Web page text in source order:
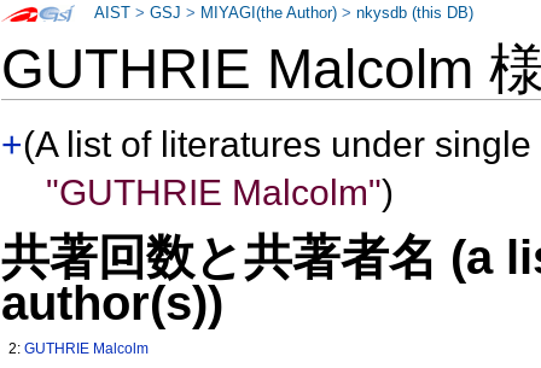
GUTHRIE Malcolm
+(A list of literatures under
"GUTHRIE Malcolm")
共著回数と共著者名 (a
author(s))
2:GUTHRIE Malcolm
AIST >GSJ > MIYAGI(the Author) >nkysdb (this DB)